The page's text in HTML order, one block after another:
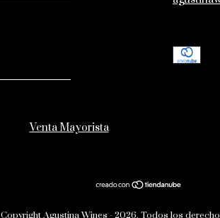
Venta Mayorista
Copyright Agustina Wines - 2026. Todos los